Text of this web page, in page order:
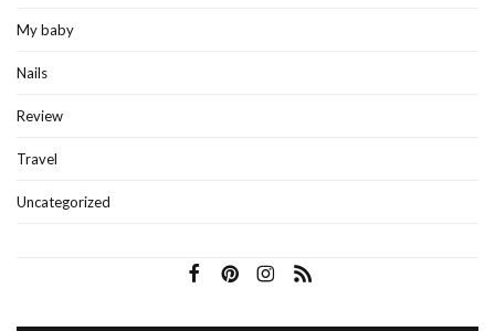
My baby
Nails
Review
Travel
Uncategorized